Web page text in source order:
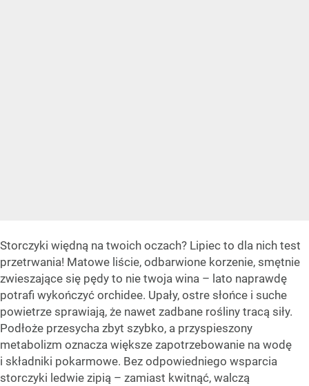
Storczyki więdną na twoich oczach? Lipiec to dla nich test
przetrwania! Matowe liście, odbarwione korzenie, smętnie
zwieszające się pędy to nie twoja wina – lato naprawdę
potrafi wykończyć orchidee. Upały, ostre słońce i suche
powietrze sprawiają, że nawet zadbane rośliny tracą siły.
Podłoże przesycha zbyt szybko, a przyspieszony
metabolizm oznacza większe zapotrzebowanie na wodę
i składniki pokarmowe. Bez odpowiedniego wsparcia
storczyki ledwie zipią – zamiast kwitnąć, walczą